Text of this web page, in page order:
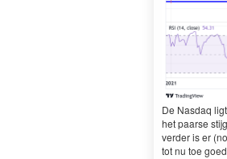
De Nas­daq
het paarse
verder is er
tot nu toe